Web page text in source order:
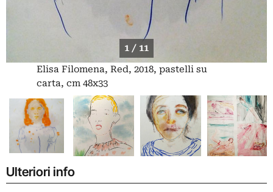
1 / 11
Elisa Filomena, Red, 2018, pastelli su
carta, cm 48x33
Ulteriori info